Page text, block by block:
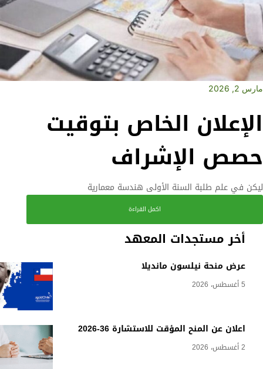
أخر مستجدات المعهد
عرض منحة نيلسون مانديلا
5 أغسطس، 2026
اعلان عن المنح المؤقت للاستشارة 36-2026
2 أغسطس، 2026
مارس 2, 2026
الإعلان الخاص بتوقيت
حصص الإشراف
ليكن في علم طلبة السنة الأولى هندسة معمارية
اكمل القراءة